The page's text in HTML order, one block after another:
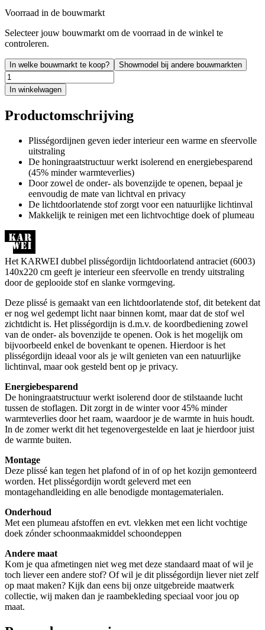
Voorraad in de bouwmarkt
Selecteer jouw bouwmarkt om de voorraad in de winkel te
controleren.
In welke bouwmarkt te koop? Showmodel bij andere bouwmarkten
In winkelwagen
Productomschrijving
Plisségordijnen geven ieder interieur een warme en sfeervolle
uitstraling
De honingraatstructuur werkt isolerend en energiebesparend
(45% minder warmteverlies)
Door zowel de onder- als bovenzijde te openen, bepaal je
eenvoudig de mate van lichtval en privacy
De lichtdoorlatende stof zorgt voor een natuurlijke lichtinval
Makkelijk te reinigen met een lichtvochtige doek of plumeau
Het KARWEI dubbel plisségordijn lichtdoorlatend antraciet (6003)
140x220 cm geeft je interieur een sfeervolle en trendy uitstraling
door de geplooide stof en slanke vormgeving.
Deze plissé is gemaakt van een lichtdoorlatende stof, dit betekent dat
er nog wel gedempt licht naar binnen komt, maar dat de stof wel
zichtdicht is. Het plisségordijn is d.m.v. de koordbediening zowel
van de onder- als bovenzijde te openen. Ook is het mogelijk om
bijvoorbeeld enkel de bovenkant te openen. Hierdoor is het
plisségordijn ideaal voor als je wilt genieten van een natuurlijke
lichtinval, maar ook gesteld bent op je privacy.
Energiebesparend
De honingraatstructuur werkt isolerend door de stilstaande lucht
tussen de stoflagen. Dit zorgt in de winter voor 45% minder
warmteverlies door het raam, waardoor je de warmte in huis houdt.
In de zomer werkt dit het tegenovergestelde en laat je hierdoor juist
de warmte buiten.
Montage
Deze plissé kan tegen het plafond of in of op het kozijn gemonteerd
worden. Het plisségordijn wordt geleverd met een
montagehandleiding en alle benodigde montagematerialen.
Onderhoud
Met een plumeau afstoffen en evt. vlekken met een licht vochtige
doek zónder schoonmaakmiddel schoondeppen
Andere maat
Kom je qua afmetingen niet weg met deze standaard maat of wil je
toch liever een andere stof? Of wil je dit plisségordijn liever niet zelf
op maat maken? Kijk dan eens bij onze uitgebreide maatwerk
collectie, wij maken dan je raambekleding speciaal voor jou op
maat.